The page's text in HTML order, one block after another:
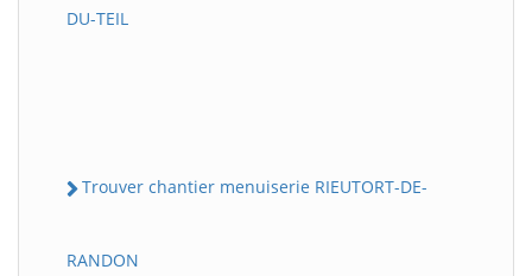
DU-TEIL
Trouver chantier menuiserie RIEUTORT-DE-
RANDON